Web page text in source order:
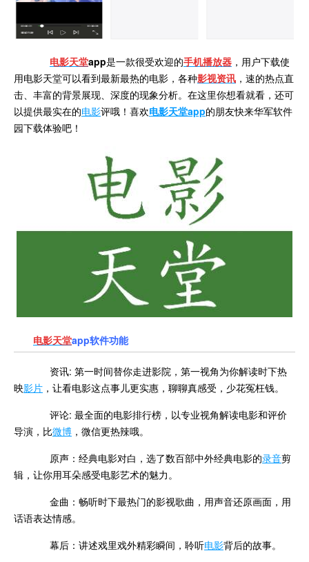
电影天堂app是一款很受欢迎的手机播放器 ，用户下载使
用电影天堂可以看到最新最热的电影，各种影视资讯 ，速的热点直
击、丰富的背景展现、深度的现象分析。在这里你想看就看，还可
以提供最实在的电影评哦！喜欢电影天堂app的朋友快来华军软件
园下载体验吧！
电影天堂app软件功能
资讯: 第一时间替你走进影院，第一视角为你解读时下热
映影片 ，让看电影这点事儿更实惠，聊聊真感受，少花冤枉钱。
评论: 最全面的电影排行榜，以专业视角解读电影和评价
导演，比微博 ，微信更热辣哦。
原声：经典电影对白，选了数百部中外经典电影的录音剪
辑，让你用耳朵感受电影艺术的魅力。
金曲：畅听时下最热门的影视歌曲，用声音还原画面，用
话语表达情感。
幕后：讲述戏里戏外精彩瞬间，聆听电影背后的故事。